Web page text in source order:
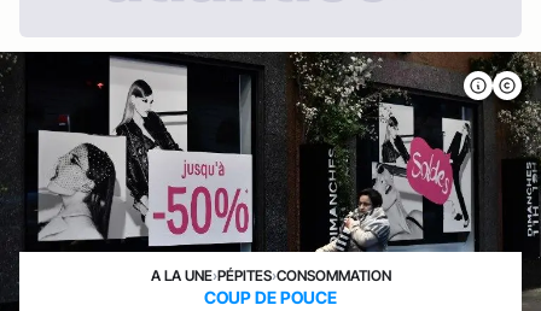
A LA UNE›PÉPITES›CONSOMMATION
COUP DE POUCE